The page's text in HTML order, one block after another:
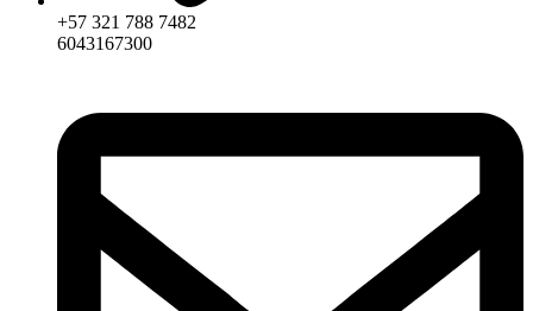
+57 321 788 7482
6043167300